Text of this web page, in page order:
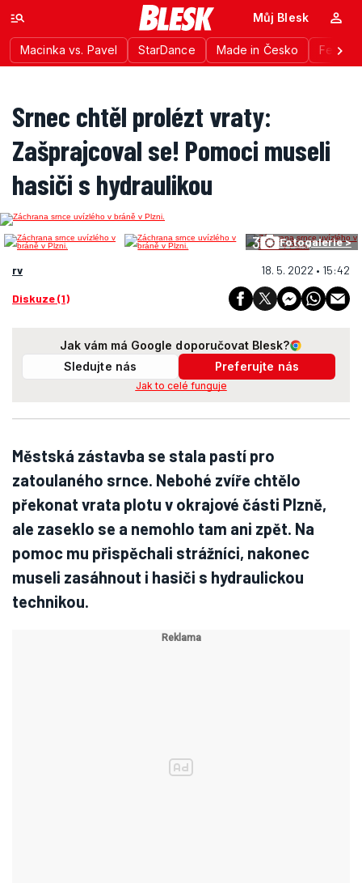
Macinka vs. Pavel StarDance Made in Česko
Můj Blesk
Srnec chtěl prolézt vraty:
Zašprajcoval se! Pomoci museli
hasiči s hydraulikou
3 Fotogalerie >
rv 18. 5. 2022 • 15:42
Diskuze (1)
Jak vám má Google doporučovat Blesk?
Sledujte nás
Preferujte nás
Jak to celé funguje
Městská zástavba se stala pastí pro
zatoulaného srnce. Nebohé zvíře chtělo
překonat vrata plotu v okrajové části Plzně,
ale zaseklo se a nemohlo tam ani zpět. Na
pomoc mu přispěchali strážníci, nakonec
museli zasáhnout i hasiči s hydraulickou
technikou.